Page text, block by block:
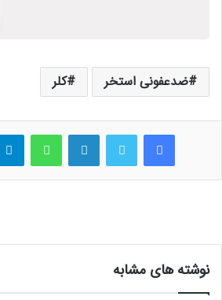
ضدعفونی استخر کلر
فیس بوک لینکدین واتس آپ
نوشته های مشابه